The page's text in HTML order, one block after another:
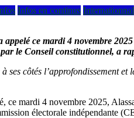
Infos en continus Internationnal
ce mardi 4 novembre
le Conseil constitutionnel, a
ses côtés l’approfondissement
mardi 4 novembre 2025,
électorale indépendante